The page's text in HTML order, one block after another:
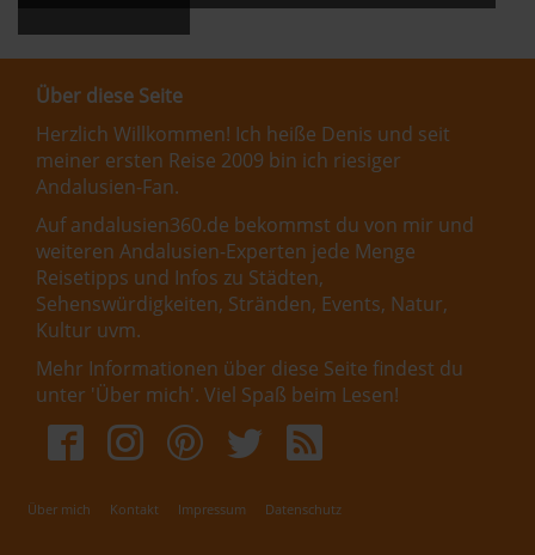
Über diese Seite
Herzlich Willkommen! Ich heiße Denis und seit
meiner ersten Reise 2009 bin ich riesiger
Andalusien-Fan.
Auf andalusien360.de bekommst du von mir und
weiteren Andalusien-Experten jede Menge
Reisetipps und Infos zu Städten,
Sehenswürdigkeiten, Stränden, Events, Natur,
Kultur uvm.
Mehr Informationen über diese Seite findest du
unter 'Über mich'. Viel Spaß beim Lesen!
Fußbereichsmenü
Über mich Kontakt Impressum Datenschutz